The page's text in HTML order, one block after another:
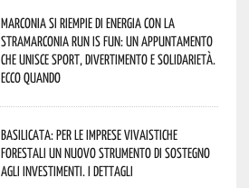
Marconia si riempie di energia con la
StraMarconia Run is Fun: un appuntamento
che unisce sport, divertimento e solidarietà.
Ecco quando
Basilicata: per le imprese vivaistiche
forestali un nuovo strumento di sostegno
agli investimenti. I dettagli